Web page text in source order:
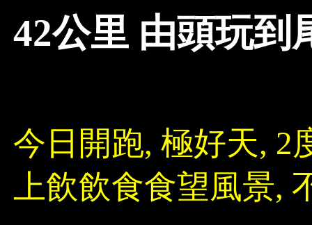
42公里 由頭玩到
今日開跑, 極好天, 2
上飲飲食食望風景,